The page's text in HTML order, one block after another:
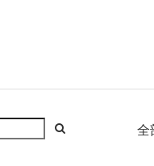
全